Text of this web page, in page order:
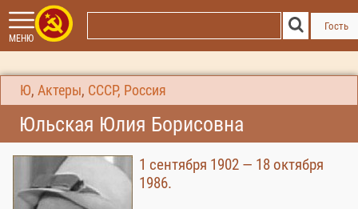
МЕНЮ
Гость
Ю, Актеры, СССР, Россия
Юльская Юлия Борисовна
1 сентября 1902 — 18 октября
1986.